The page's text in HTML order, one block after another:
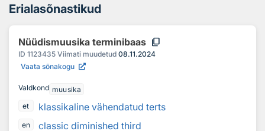
Erialasõnastikud
Nüüdismuusika terminibaas content_copy
ID 1123435 Viimati muudetud 08.11.2024
Vaata sõnakogu
Valdkond muusika
et
klassikaline vähendatud terts
en
classic diminished third